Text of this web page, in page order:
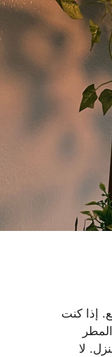
إذا كنت
لا